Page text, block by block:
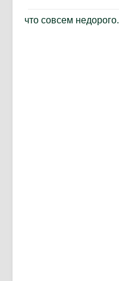
что совсем недорого.